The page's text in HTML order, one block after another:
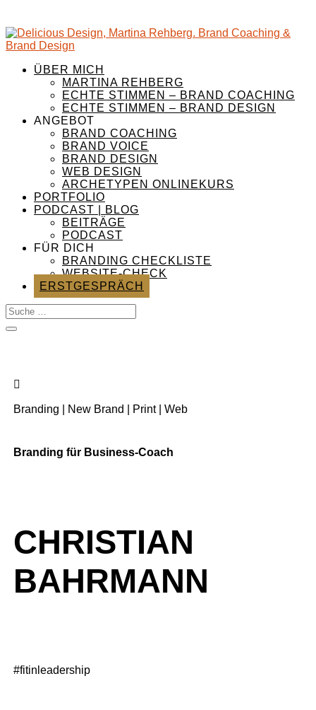
ÜBER MICH
MARTINA REHBERG
ECHTE STIMMEN – BRAND COACHING
ECHTE STIMMEN – BRAND DESIGN
ANGEBOT
BRAND COACHING
BRAND VOICE
BRAND DESIGN
WEB DESIGN
ARCHETYPEN ONLINEKURS
PORTFOLIO
PODCAST | BLOG
BEITRÄGE
PODCAST
FÜR DICH
BRANDING CHECKLISTE
WEBSITE-CHECK
ERSTGESPRÄCH
Branding New Brand Print| Web
Branding für Business-Coach
CHRISTIAN
BAHRMANN
#fitinleadership